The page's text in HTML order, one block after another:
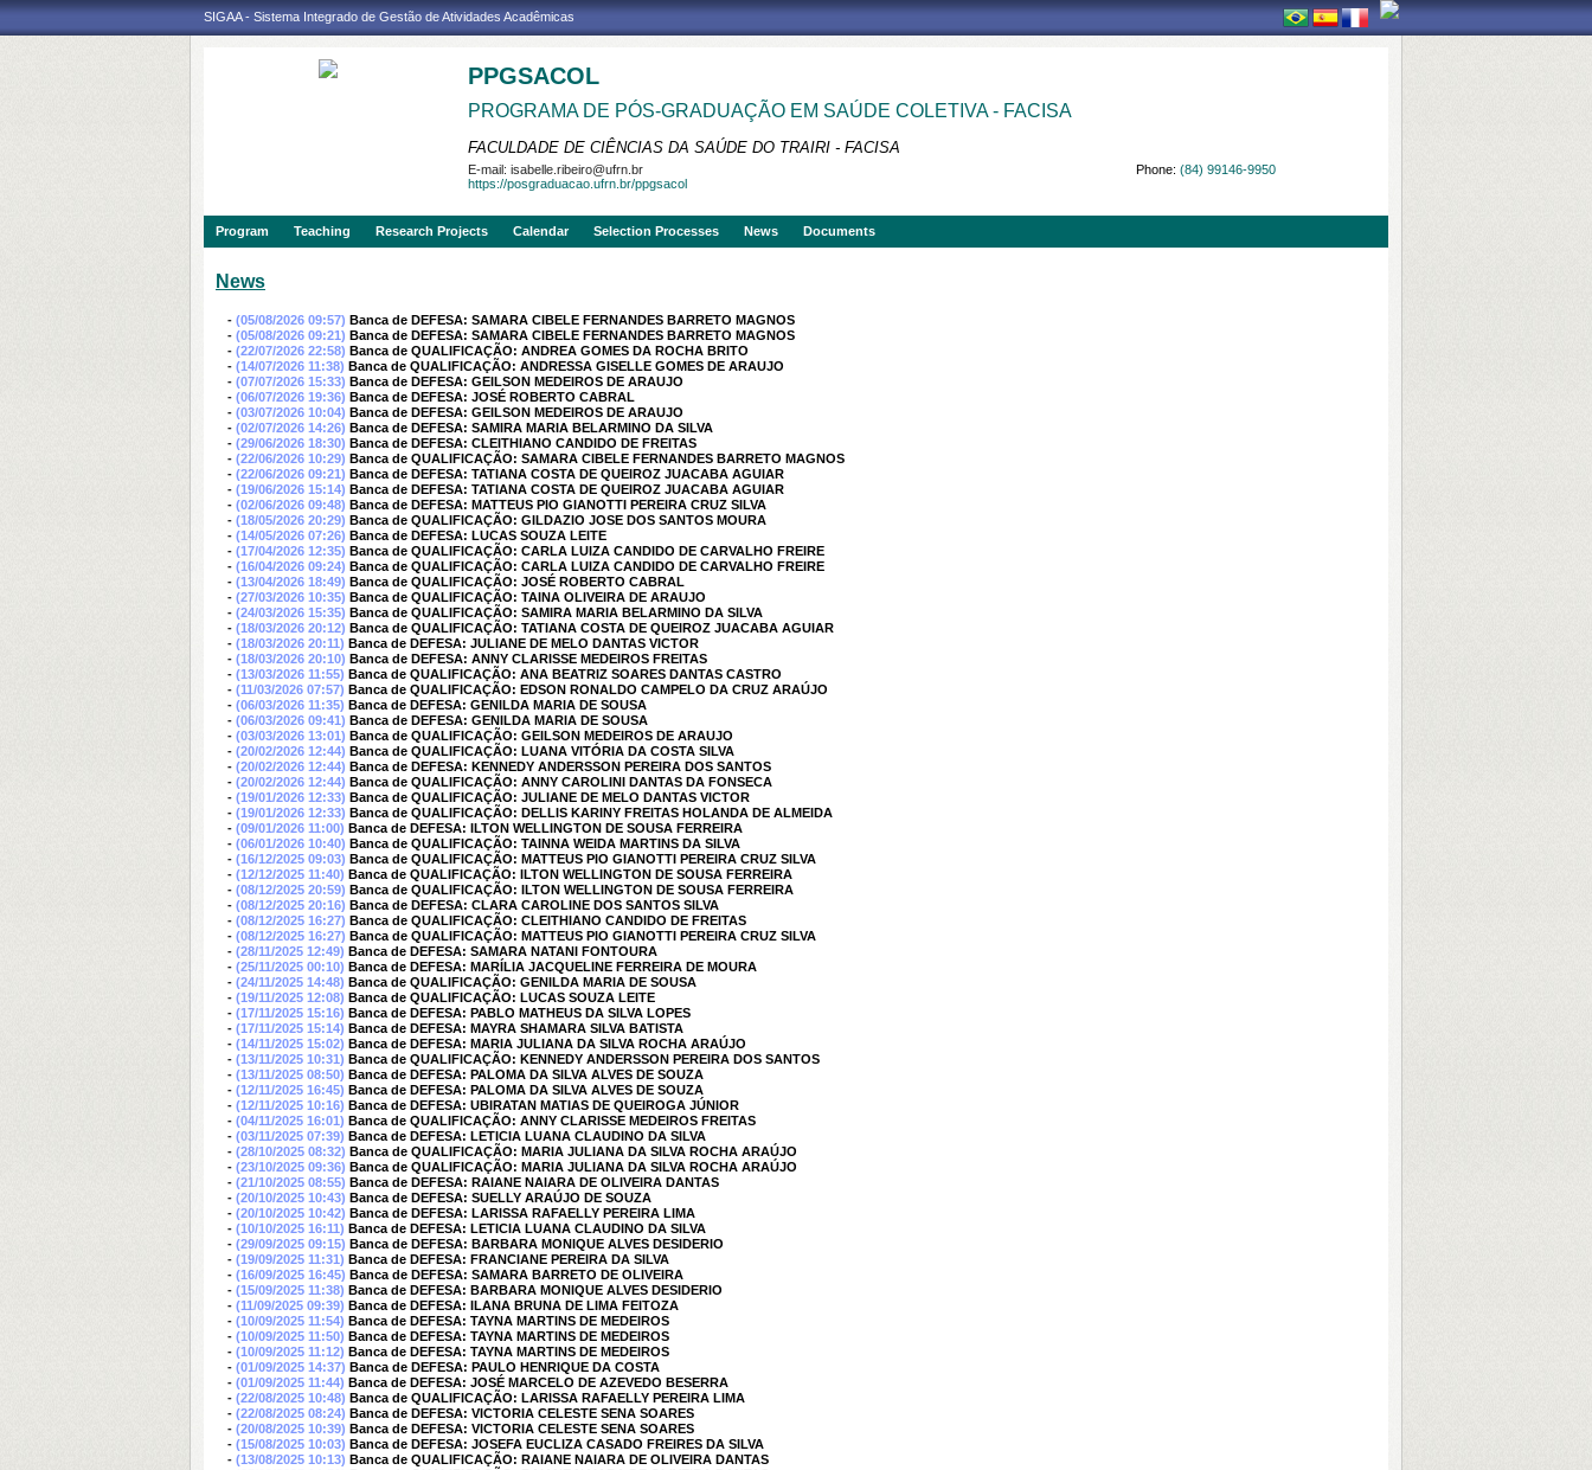
SIGAA - Sistema Integrado de Gestão de Atividades Acadêmicas
PPGSACOL
PROGRAMA DE PÓS-GRADUAÇÃO EM SAÚDE COLETIVA - FACISA
FACULDADE DE CIÊNCIAS DA SAÚDE DO TRAIRI - FACISA
Phone: (84) 99146-9950
E-mail: isabelle.ribeiro@ufrn.br
https://posgraduacao.ufrn.br/ppgsacol
Program Teaching Research Projects Calendar Selection Processes News Documents
News
- (05/08/2026 09:57) Banca de DEFESA: SAMARA CIBELE FERNANDES BARRETO MAGNOS
- (05/08/2026 09:21) Banca de DEFESA: SAMARA CIBELE FERNANDES BARRETO MAGNOS
- (22/07/2026 22:58) Banca de QUALIFICAÇÃO: ANDREA GOMES DA ROCHA BRITO
- (14/07/2026 11:38) Banca de QUALIFICAÇÃO: ANDRESSA GISELLE GOMES DE ARAUJO
- (07/07/2026 15:33) Banca de DEFESA: GEILSON MEDEIROS DE ARAUJO
- (06/07/2026 19:36) Banca de DEFESA: JOSÉ ROBERTO CABRAL
- (03/07/2026 10:04) Banca de DEFESA: GEILSON MEDEIROS DE ARAUJO
- (02/07/2026 14:26) Banca de DEFESA: SAMIRA MARIA BELARMINO DA SILVA
- (29/06/2026 18:30) Banca de DEFESA: CLEITHIANO CANDIDO DE FREITAS
- (22/06/2026 10:29) Banca de QUALIFICAÇÃO: SAMARA CIBELE FERNANDES BARRETO MAGNOS
- (22/06/2026 09:21) Banca de DEFESA: TATIANA COSTA DE QUEIROZ JUACABA AGUIAR
- (19/06/2026 15:14) Banca de DEFESA: TATIANA COSTA DE QUEIROZ JUACABA AGUIAR
- (02/06/2026 09:48) Banca de DEFESA: MATTEUS PIO GIANOTTI PEREIRA CRUZ SILVA
- (18/05/2026 20:29) Banca de QUALIFICAÇÃO: GILDAZIO JOSE DOS SANTOS MOURA
- (14/05/2026 07:26) Banca de DEFESA: LUCAS SOUZA LEITE
- (17/04/2026 12:35) Banca de QUALIFICAÇÃO: CARLA LUIZA CANDIDO DE CARVALHO FREIRE
- (16/04/2026 09:24) Banca de QUALIFICAÇÃO: CARLA LUIZA CANDIDO DE CARVALHO FREIRE
- (13/04/2026 18:49) Banca de QUALIFICAÇÃO: JOSÉ ROBERTO CABRAL
- (27/03/2026 10:35) Banca de QUALIFICAÇÃO: TAINA OLIVEIRA DE ARAUJO
- (24/03/2026 15:35) Banca de QUALIFICAÇÃO: SAMIRA MARIA BELARMINO DA SILVA
- (18/03/2026 20:12) Banca de QUALIFICAÇÃO: TATIANA COSTA DE QUEIROZ JUACABA AGUIAR
- (18/03/2026 20:11) Banca de DEFESA: JULIANE DE MELO DANTAS VICTOR
- (18/03/2026 20:10) Banca de DEFESA: ANNY CLARISSE MEDEIROS FREITAS
- (13/03/2026 11:55) Banca de QUALIFICAÇÃO: ANA BEATRIZ SOARES DANTAS CASTRO
- (11/03/2026 07:57) Banca de QUALIFICAÇÃO: EDSON RONALDO CAMPELO DA CRUZ ARAÚJO
- (06/03/2026 11:35) Banca de DEFESA: GENILDA MARIA DE SOUSA
- (06/03/2026 09:41) Banca de DEFESA: GENILDA MARIA DE SOUSA
- (03/03/2026 13:01) Banca de QUALIFICAÇÃO: GEILSON MEDEIROS DE ARAUJO
- (20/02/2026 12:44) Banca de QUALIFICAÇÃO: LUANA VITÓRIA DA COSTA SILVA
- (20/02/2026 12:44) Banca de DEFESA: KENNEDY ANDERSSON PEREIRA DOS SANTOS
- (20/02/2026 12:44) Banca de QUALIFICAÇÃO: ANNY CAROLINI DANTAS DA FONSECA
- (19/01/2026 12:33) Banca de QUALIFICAÇÃO: JULIANE DE MELO DANTAS VICTOR
- (19/01/2026 12:33) Banca de QUALIFICAÇÃO: DELLIS KARINY FREITAS HOLANDA DE ALMEIDA
- (09/01/2026 11:00) Banca de DEFESA: ILTON WELLINGTON DE SOUSA FERREIRA
- (06/01/2026 10:40) Banca de QUALIFICAÇÃO: TAINNA WEIDA MARTINS DA SILVA
- (16/12/2025 09:03) Banca de QUALIFICAÇÃO: MATTEUS PIO GIANOTTI PEREIRA CRUZ SILVA
- (12/12/2025 11:40) Banca de QUALIFICAÇÃO: ILTON WELLINGTON DE SOUSA FERREIRA
- (08/12/2025 20:59) Banca de QUALIFICAÇÃO: ILTON WELLINGTON DE SOUSA FERREIRA
- (08/12/2025 20:16) Banca de DEFESA: CLARA CAROLINE DOS SANTOS SILVA
- (08/12/2025 16:27) Banca de QUALIFICAÇÃO: CLEITHIANO CANDIDO DE FREITAS
- (08/12/2025 16:27) Banca de QUALIFICAÇÃO: MATTEUS PIO GIANOTTI PEREIRA CRUZ SILVA
- (28/11/2025 12:49) Banca de DEFESA: SAMARA NATANI FONTOURA
- (25/11/2025 00:10) Banca de DEFESA: MARÍLIA JACQUELINE FERREIRA DE MOURA
- (24/11/2025 14:48) Banca de QUALIFICAÇÃO: GENILDA MARIA DE SOUSA
- (19/11/2025 12:08) Banca de QUALIFICAÇÃO: LUCAS SOUZA LEITE
- (17/11/2025 15:16) Banca de DEFESA: PABLO MATHEUS DA SILVA LOPES
- (17/11/2025 15:14) Banca de DEFESA: MAYRA SHAMARA SILVA BATISTA
- (14/11/2025 15:02) Banca de DEFESA: MARIA JULIANA DA SILVA ROCHA ARAÚJO
- (13/11/2025 10:31) Banca de QUALIFICAÇÃO: KENNEDY ANDERSSON PEREIRA DOS SANTOS
- (13/11/2025 08:50) Banca de DEFESA: PALOMA DA SILVA ALVES DE SOUZA
- (12/11/2025 16:45) Banca de DEFESA: PALOMA DA SILVA ALVES DE SOUZA
- (12/11/2025 10:16) Banca de DEFESA: UBIRATAN MATIAS DE QUEIROGA JÚNIOR
- (04/11/2025 16:01) Banca de QUALIFICAÇÃO: ANNY CLARISSE MEDEIROS FREITAS
- (03/11/2025 07:39) Banca de DEFESA: LETICIA LUANA CLAUDINO DA SILVA
- (28/10/2025 08:32) Banca de QUALIFICAÇÃO: MARIA JULIANA DA SILVA ROCHA ARAÚJO
- (23/10/2025 09:36) Banca de QUALIFICAÇÃO: MARIA JULIANA DA SILVA ROCHA ARAÚJO
- (21/10/2025 08:55) Banca de DEFESA: RAIANE NAIARA DE OLIVEIRA DANTAS
- (20/10/2025 10:43) Banca de DEFESA: SUELLY ARAÚJO DE SOUZA
- (20/10/2025 10:42) Banca de DEFESA: LARISSA RAFAELLY PEREIRA LIMA
- (10/10/2025 16:11) Banca de DEFESA: LETICIA LUANA CLAUDINO DA SILVA
- (29/09/2025 09:15) Banca de DEFESA: BARBARA MONIQUE ALVES DESIDERIO
- (19/09/2025 11:31) Banca de DEFESA: FRANCIANE PEREIRA DA SILVA
- (16/09/2025 16:45) Banca de DEFESA: SAMARA BARRETO DE OLIVEIRA
- (15/09/2025 11:38) Banca de DEFESA: BARBARA MONIQUE ALVES DESIDERIO
- (11/09/2025 09:39) Banca de DEFESA: ILANA BRUNA DE LIMA FEITOZA
- (10/09/2025 11:54) Banca de DEFESA: TAYNA MARTINS DE MEDEIROS
- (10/09/2025 11:50) Banca de DEFESA: TAYNA MARTINS DE MEDEIROS
- (10/09/2025 11:12) Banca de DEFESA: TAYNA MARTINS DE MEDEIROS
- (01/09/2025 14:37) Banca de DEFESA: PAULO HENRIQUE DA COSTA
- (01/09/2025 11:44) Banca de DEFESA: JOSÉ MARCELO DE AZEVEDO BESERRA
- (22/08/2025 10:48) Banca de QUALIFICAÇÃO: LARISSA RAFAELLY PEREIRA LIMA
- (22/08/2025 08:24) Banca de DEFESA: VICTORIA CELESTE SENA SOARES
- (20/08/2025 10:39) Banca de DEFESA: VICTORIA CELESTE SENA SOARES
- (15/08/2025 10:03) Banca de DEFESA: JOSEFA EUCLIZA CASADO FREIRES DA SILVA
- (13/08/2025 10:13) Banca de QUALIFICAÇÃO: RAIANE NAIARA DE OLIVEIRA DANTAS